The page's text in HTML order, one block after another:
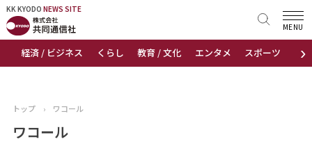
KK KYODO NEWS SITE
›
経済 / ビジネス くらし 教育 / 文化 エンタメ スポーツ 地域
MENU
KK KYODONEWS SITE
トップページ
ニュース
トップ › ワコール
ワコール